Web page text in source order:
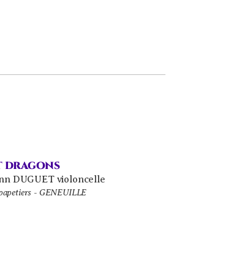
dragons
DUGUET violoncelle
- GENEUILLE